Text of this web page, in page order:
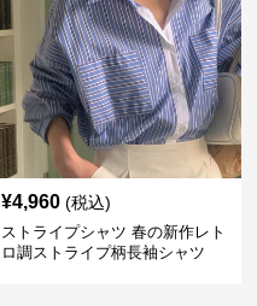
¥4,960 (税込)
ストライプシャツ 春の新作レト
ロ調ストライプ柄長袖シャツ